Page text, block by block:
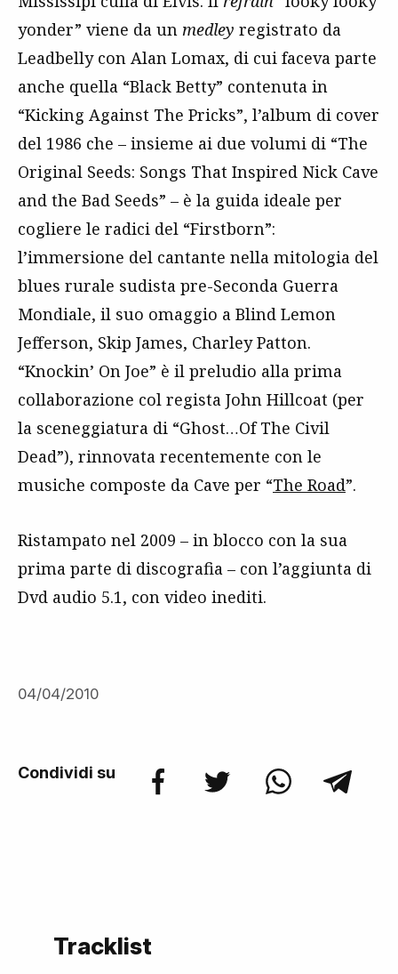
yonder” viene da un medley registrato da
Leadbelly con Alan Lomax, di cui faceva parte
anche quella “Black Betty” contenuta in
“Kicking Against The Pricks”, l’album di cover
del 1986 che – insieme ai due volumi di “The
Original Seeds: Songs That Inspired Nick Cave
and the Bad Seeds” – è la guida ideale per
cogliere le radici del “Firstborn”:
l’immersione del cantante nella mitologia del
blues rurale sudista pre-Seconda Guerra
Mondiale, il suo omaggio a Blind Lemon
Jefferson, Skip James, Charley Patton.
“Knockin’ On Joe” è il preludio alla prima
collaborazione col regista John Hillcoat (per
la sceneggiatura di “Ghost…Of The Civil
Dead”), rinnovata recentemente con le
musiche composte da Cave per “The Road”.
Ristampato nel 2009 – in blocco con la sua
prima parte di discografia – con l’aggiunta di
Dvd audio 5.1, con video inediti.
04/04/2010
Condividi su
Tracklist